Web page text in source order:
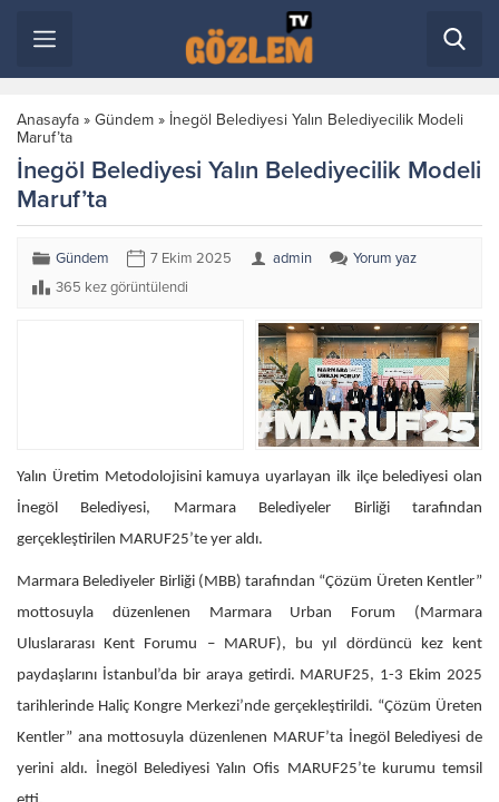
Anasayfa » Gündem » İnegöl Belediyesi Yalın Belediyecilik Modeli
Maruf’ta
İnegöl Belediyesi Yalın Belediyecilik Modeli
Maruf’ta
Gündem 7 Ekim 2025 admin
Yorum yaz
365 kez görüntülendi
Yalın Üretim Metodolojisini kamuya uyarlayan ilk ilçe belediyesi olan
İnegöl Belediyesi, Marmara Belediyeler Birliği tarafından
gerçekleştirilen MARUF25’te yer aldı.
Marmara Belediyeler Birliği (MBB) tarafından “Çözüm Üreten Kentler”
mottosuyla düzenlenen Marmara Urban Forum (Marmara
Uluslararası Kent Forumu – MARUF), bu yıl dördüncü kez kent
paydaşlarını İstanbul’da bir araya getirdi. MARUF25, 1-3 Ekim 2025
tarihlerinde Haliç Kongre Merkezi’nde gerçekleştirildi. “Çözüm Üreten
Kentler” ana mottosuyla düzenlenen MARUF’ta İnegöl Belediyesi de
yerini aldı. İnegöl Belediyesi Yalın Ofis MARUF25’te kurumu temsil